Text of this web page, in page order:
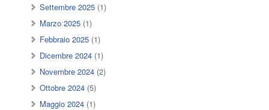
Settembre 2025 (1)
Marzo 2025 (1)
Febbraio 2025 (1)
Dicembre 2024 (1)
Novembre 2024 (2)
Ottobre 2024 (5)
Maggio 2024 (1)